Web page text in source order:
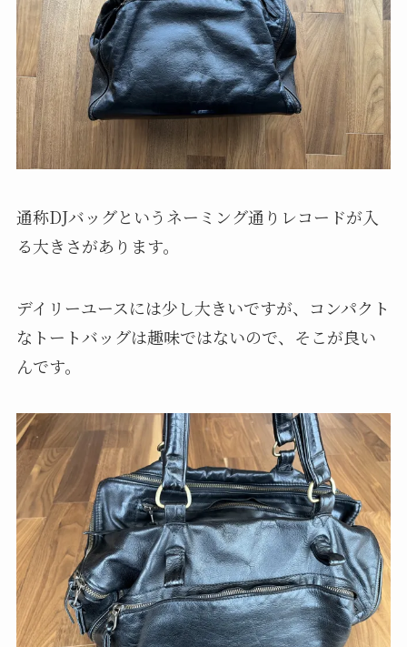
通称DJバッグというネーミング通りレコードが入
る大きさがあります。
デイリーユースには少し大きいですが、コンパクト
なトートバッグは趣味ではないので、そこが良い
んです。